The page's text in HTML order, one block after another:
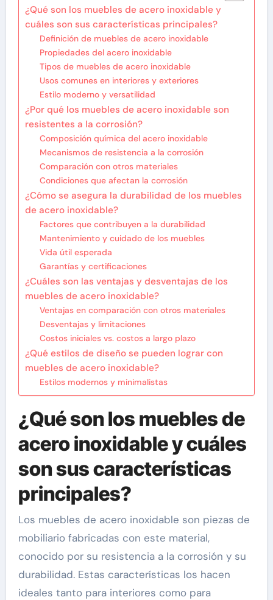
¿Qué son los muebles de acero inoxidable y
cuáles son sus características principales?
Definición de muebles de acero inoxidable
Propiedades del acero inoxidable
Tipos de muebles de acero inoxidable
Usos comunes en interiores y exteriores
Estilo moderno y versatilidad
¿Por qué los muebles de acero inoxidable son
resistentes a la corrosión?
Composición química del acero inoxidable
Mecanismos de resistencia a la corrosión
Comparación con otros materiales
Condiciones que afectan la corrosión
¿Cómo se asegura la durabilidad de los muebles
de acero inoxidable?
Factores que contribuyen a la durabilidad
Mantenimiento y cuidado de los muebles
Vida útil esperada
Garantías y certificaciones
¿Cuáles son las ventajas y desventajas de los
muebles de acero inoxidable?
Ventajas en comparación con otros materiales
Desventajas y limitaciones
Costos iniciales vs. costos a largo plazo
¿Qué estilos de diseño se pueden lograr con
muebles de acero inoxidable?
Estilos modernos y minimalistas
¿Qué son los muebles de
acero inoxidable y cuáles
son sus características
principales?
Los muebles de acero inoxidable son piezas de
mobiliario fabricadas con este material,
conocido por su resistencia a la corrosión y su
durabilidad. Estas características los hacen
ideales tanto para interiores como para